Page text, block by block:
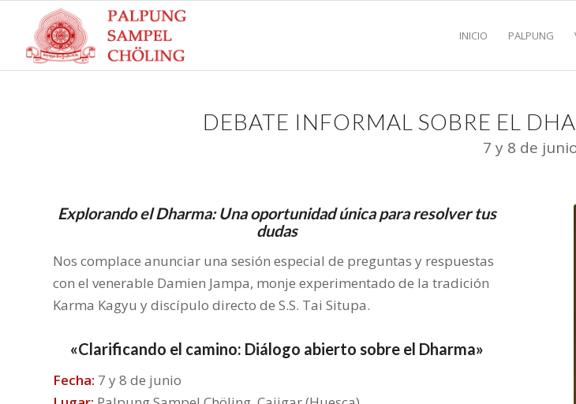
INICIO PALPUNG
DEBATE INFORMAL SOBRE EL
7 y 8 de
Explorando el Dharma: Una oportunidad única para resolver tus
dudas
Nos complace anunciar una sesión especial de preguntas y respuestas
con el venerable Damien Jampa, monje experimentado de la tradición
Karma Kagyu y discípulo directo de S.S. Tai Situpa.
«Clarificando el camino: Diálogo abierto sobre el Dharma»
Fecha: 7 y 8 de junio